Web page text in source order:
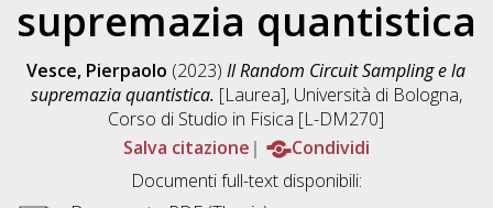
supremazia quantistica
Vesce, Pierpaolo (2023)Il Random Circuit Sampling e la
supremazia quantistica. [Laurea], Università di Bologna,
Corso di Studio in Fisica [L-DM270]
Salva citazione
Condividi
Documenti full-text disponibili: